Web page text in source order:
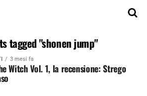
tagged "shonen jump"
3 mesi fa
Witch Vol. 1, la recensione: Strego